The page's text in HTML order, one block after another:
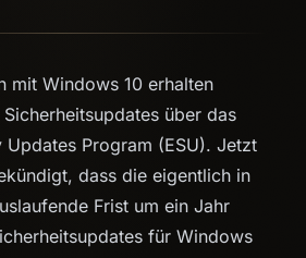
mit Windows 10 erhalten
über das
Updates Program (ESU). Jetzt
dass die eigentlich in
Frist um ein Jahr
für Windows